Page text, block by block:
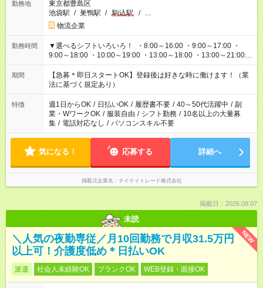
勤務地
東京都豊島区
池袋駅 / 巣鴨駅 / 駒込駅 / …
物流企業
勤務時間
▼選べるシフトいろいろ！ ・8:00～16:00 ・9:00～17:00 ・
9:00～18:00 ・10:00～19:00 ・13:00～18:00 ・13:00～21:00
・22:00～翌6:00 など 上記以外の時間で相談可能なお仕事も！
あなたの希望を教えてください！
期間
【急募＊即日スタートOK】登録後は好きな時に働けます！（業
法に基づく規定あり）
特徴 週1日からOK / 日払いOK / 履歴書不要 / 40～50代活躍中 / 副
業・WワークOK / 服装自由 / シフト勤務 / 10名以上の大量募
集 / 電話対応なし / パソコンスキル不要
気になる！ 応募する 詳細へ
掲載元企業名 テイケイトレード株式会社
掲載日：2026.08.07
未読
NEW
＼人気の夜勤専従／月10回勤務で月収31.5万円
以上可！介護度低め＊日払いOK
派遣 社会人未経験OK ブランクOK WEB登録・面接OK